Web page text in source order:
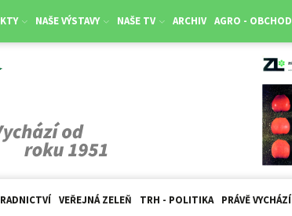
NAŠE VÝSTAVY NAŠE TV ARCHIV AGRO - OBCHOD
VEŘEJNÁ ZELEŇ TRH - POLITIKA PRÁVĚ VYCHÁZÍ